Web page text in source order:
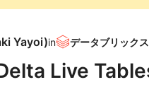
Yayoi)in
Live